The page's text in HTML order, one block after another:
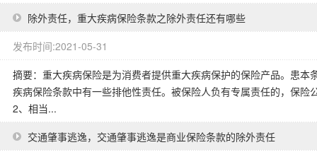
除外责任，重大疾病保险条款之除外责任还有哪些
发布时间:2021-05-31
摘要：重大疾病保险是为消费者提供重大疾病保护的保险产品。患
疾病保险条款中有一些排他性责任。被保险人负有专属责任的，保
2、相当...
交通肇事逃逸，交通肇事逃逸是商业保险条款的除外责任